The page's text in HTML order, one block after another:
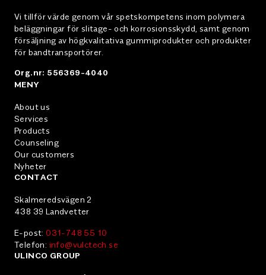
Vi tillför värde genom vår spetskompetens inom polymera
beläggningar för slitage- och korrosionsskydd, samt genom
försäljning av högkvalitativa gummiprodukter och produkter
för bandtransportörer.
Org.nr: 556369-4040
MENY
About us
Services
Products
Counseling
Our customers
Nyheter
CONTACT
Skalmeredsvägen 2
438 39 Landvetter
E-post:031-748 55 10
Telefon: info@vulctech.se
ULINCO GROUP